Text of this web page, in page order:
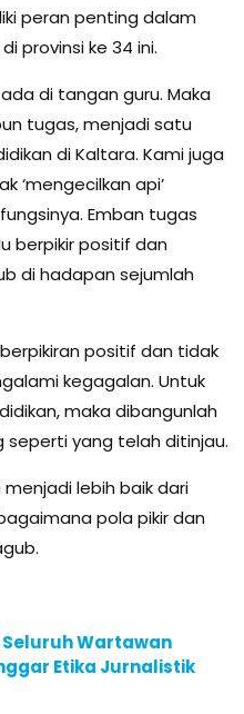
peran penting dalam
provinsi ke 34 ini.
di tangan guru. Maka
tugas, menjadi satu
di Kaltara. Kami juga
‘mengecilkan api’
Emban tugas
berpikir positif dan
di hadapan sejumlah
positif dan tidak
kegagalan. Untuk
maka dibangunlah
yang telah ditinjau.
menjadi lebih baik dari
pola pikir dan
Seluruh Wartawan
Etika Jurnalistik